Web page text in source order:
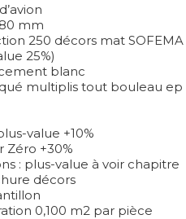
mm
250 décors mat SOFEMA
25%)
blanc
multiplis tout bouleau ep
value +10%
Zéro +30%
: plus-value à voir chapitre
décors
0,100 m2 par pièce